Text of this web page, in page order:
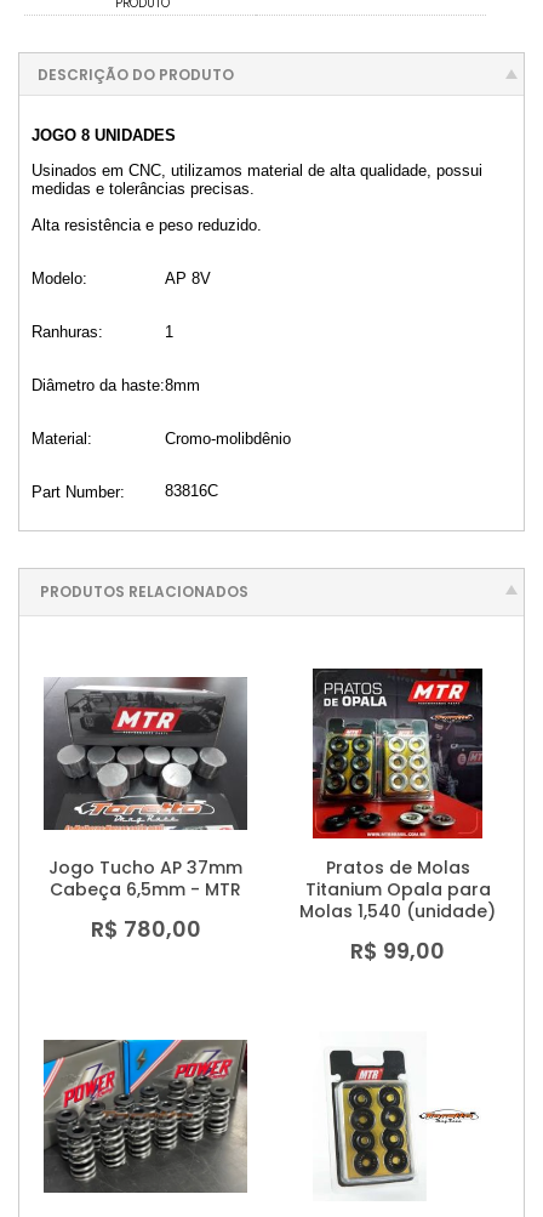
DESCRIÇÃO DO PRODUTO
JOGO 8 UNIDADES
Usinados em CNC, utilizamos material de alta qualidade, possui
medidas e tolerâncias precisas.
Alta resistência e peso reduzido.
Modelo: AP 8V
Ranhuras: 1
Diâmetro da haste:8mm
Material: Cromo-molibdênio
Part Number: 83816C
PRODUTOS RELACIONADOS
Jogo Tucho AP 37mm
Cabeça 6,5mm - MTR
R$ 780,00
Pratos de Molas
Titanium Opala para
Molas 1,540 (unidade)
R$ 99,00